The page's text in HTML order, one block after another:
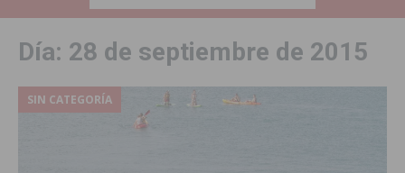
Día: 28 de septiembre de 2015
SIN CATEGORÍA